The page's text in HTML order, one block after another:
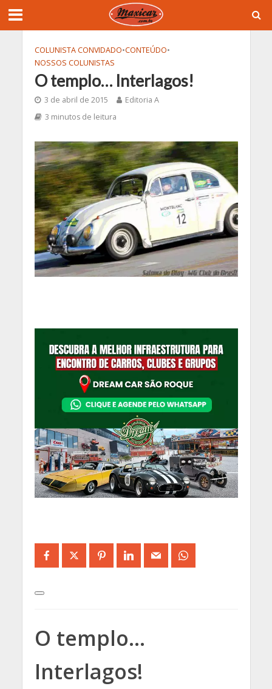
COLUNISTA CONVIDADO•CONTEÚDO•
NOSSOS COLUNISTAS
O templo… Interlagos!
3 de abril de 2015
Editoria A
3 minutos de leitura
O templo…
Interlagos!